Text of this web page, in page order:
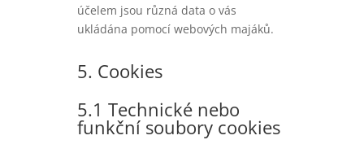
účelem jsou různá data o vás
ukládána pomocí webových majáků.
5. Cookies
5.1 Technické nebo
funkční soubory cookies